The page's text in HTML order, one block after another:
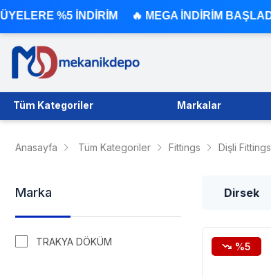
🔥 MEGA İNDİRİM BAŞLADI!
Tüm Kategoriler Markalar
Anasayfa Tüm Kategoriler Fittings Dişli Fittings
Marka
TRAKYA DÖKÜM
Dirsek
%5